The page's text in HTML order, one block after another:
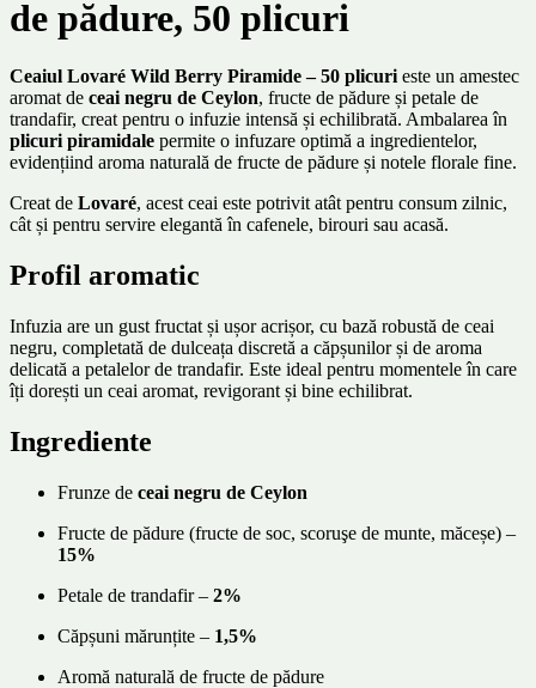
de pădure, 50 plicuri
Ceaiul Lovaré Wild Berry Piramide – 50 plicuri este un amestec
aromat de ceai negru de Ceylon, fructe de pădure și petale de
trandafir, creat pentru o infuzie intensă și echilibrată. Ambalarea în
plicuri piramidale permite o infuzare optimă a ingredientelor,
evidențiind aroma naturală de fructe de pădure și notele florale fine.
Creat de Lovaré, acest ceai este potrivit atât pentru consum zilnic,
cât și pentru servire elegantă în cafenele, birouri sau acasă.
Profil aromatic
Infuzia are un gust fructat și ușor acrișor, cu bază robustă de ceai
negru, completată de dulceața discretă a căpșunilor și de aroma
delicată a petalelor de trandafir. Este ideal pentru momentele în care
îți dorești un ceai aromat, revigorant și bine echilibrat.
Ingrediente
Frunze de ceai negru de Ceylon
Fructe de pădure (fructe de soc, scoruşe de munte, măceșe) –
15%
Petale de trandafir – 2%
Căpșuni mărunțite – 1,5%
Aromă naturală de fructe de pădure